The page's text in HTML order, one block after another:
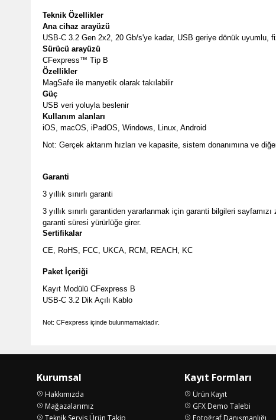
Teknik Özellikler
Ana cihaz arayüzü
USB-C 3.2 Gen 2x2, 20 Gb/s'ye kadar, USB geriye dönük uyumlu,
Sürücü arayüzü
CFexpress™ Tip B
Özellikler
MagSafe ile manyetik olarak takılabilir
Güç
USB veri yoluyla beslenir
Kullanım alanları
iOS, macOS, iPadOS, Windows, Linux, Android
Not: Gerçek aktarım hızları ve kapasite, sistem donanımına ve
Garanti
3 yıllık sınırlı garanti
3 yıllık sınırlı garantiden yararlanmak için garanti bilgileri
garanti süresi yürürlüğe girer.
Sertifikalar
CE, RoHS, FCC, UKCA, RCM, REACH, KC
Paket İçeriği
Kayıt Modülü CFexpress B
USB-C 3.2 Dik Açılı Kablo
Not: CFexpress içinde bulunmamaktadır.
Kurumsal
Hakkımızda
Mağazalarımız
Teknik Servis Ürün Takip
Kayıt Formları
Ürün Kayıt
GFX Demo Talebi
Fotoğraf Danışmanlığı